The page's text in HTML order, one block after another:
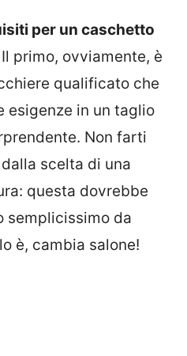
per un caschetto
primo, ovviamente, è
qualificato che
esigenze in un taglio
Non farti
scelta di una
questa dovrebbe
semplicissimo da
è, cambia salone!